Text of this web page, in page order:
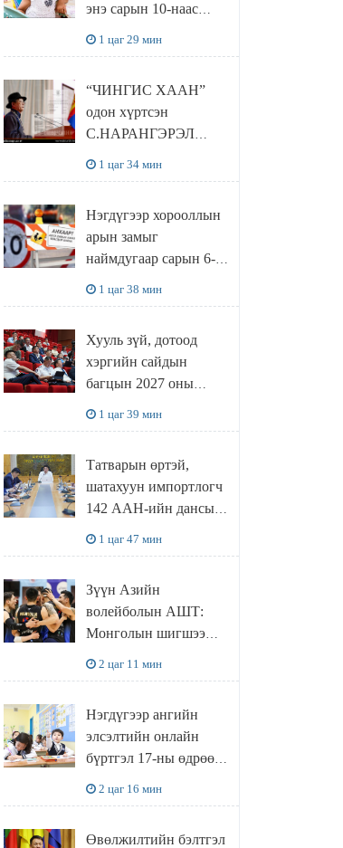
энэ сарын 10-наас
1 цаг 29 мин
“ЧИНГИС ХААН”
одон хүртсэн
С.НАРАНГЭРЭЛ
олгожээ
1 цаг 34 мин
Нэгдүгээр хорооллын
арын замыг
наймдугаар сарын 6-
хөндлөн сэтэлгээ
хийнэ
1 цаг 38 мин
Хууль зүй, дотоод
хэргийн сайдын
багцын 2027 оны
байгууллаа
1 цаг 39 мин
Татварын өртэй,
шатахуун импортлогч
142 ААН-ийн дансыг
1 цаг 47 мин
Зүүн Азийн
волейболын АШТ:
Монголын шигшээ
2 цаг 11 мин
Нэгдүгээр ангийн
элсэлтийн онлайн
бүртгэл 17-ны өдрөөс
2 цаг 16 мин
Өвөлжилтийн бэлтгэл